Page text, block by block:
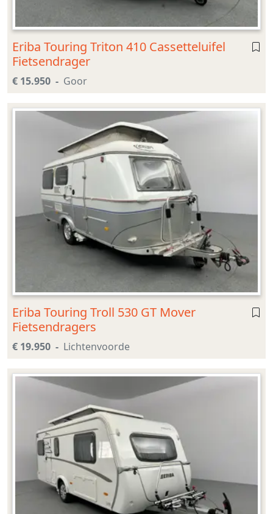
Eriba Touring Triton 410 Cassetteluifel
Fietsendrager
€ 15.950 Goor
Eriba Touring Troll 530 GT Mover
Fietsendragers
€ 19.950 Lichtenvoorde